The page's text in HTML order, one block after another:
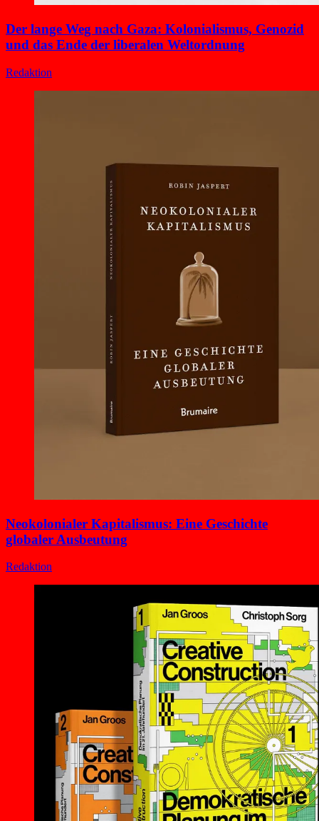
Der lange Weg nach Gaza: Kolonialismus, Genozid
und das Ende der liberalen Weltordnung
Redaktion
Neokolonialer Kapitalismus: Eine Geschichte
globaler Ausbeutung
Redaktion